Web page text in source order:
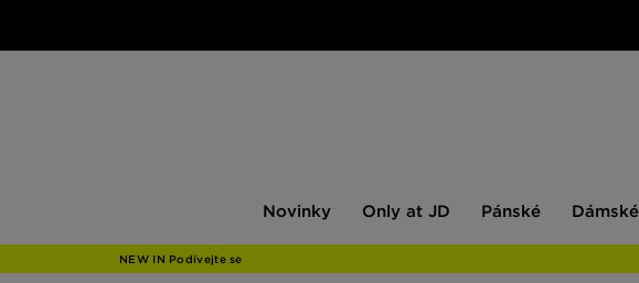
Novinky
JD
Only at JD Pánské Dámské
NEW IN Podívejte se